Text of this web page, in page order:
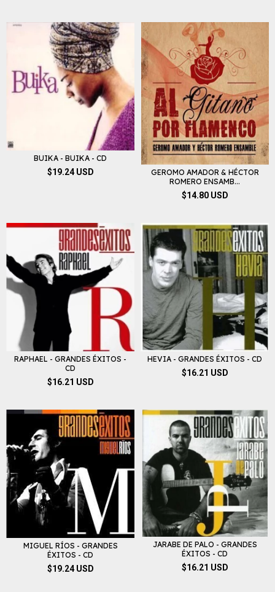
BUIKA - BUIKA - CD
$19.24 USD
GEROMO AMADOR & HÉCTOR
ROMERO ENSAMB...
$14.80 USD
RAPHAEL - GRANDES ÉXITOS -
CD
$16.21 USD
HEVIA - GRANDES ÉXITOS - CD
$16.21 USD
MIGUEL RÍOS - GRANDES
ÉXITOS - CD
$19.24 USD
JARABE DE PALO - GRANDES
ÉXITOS - CD
$16.21 USD